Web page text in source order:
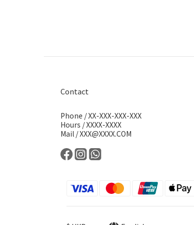
Contact
Phone / XX-XXX-XXX-XXX
Hours / XXXX-XXXX
Mail / XXX@XXXX.COM